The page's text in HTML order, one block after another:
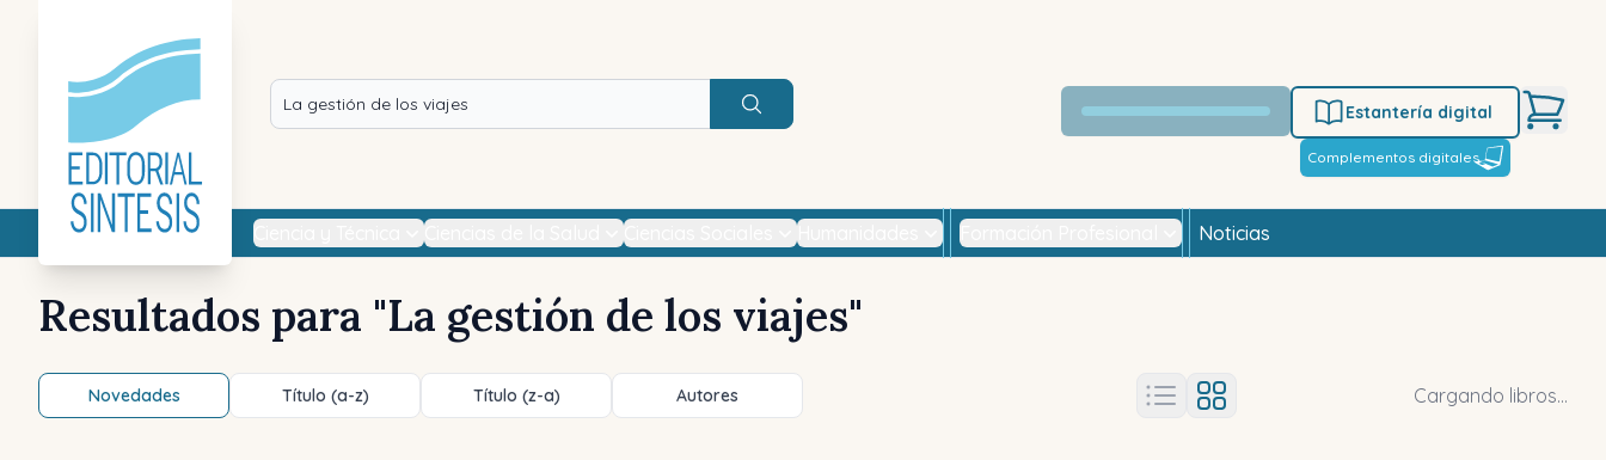
Buscar
Estantería digital
Complementos digitales
Noticias
Resultados para "La gestión de los viajes"
Novedades Título (a-z) Título (z-a) Autores Cargando libros...